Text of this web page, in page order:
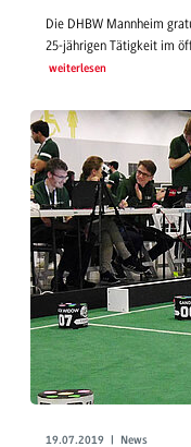
Die DHBW Mannheim
25-jährigen Tätigkeit im
weiterlesen
19.07.2019 | News